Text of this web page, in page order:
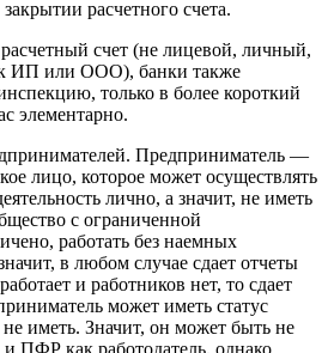
расчетного счета.
счет (не лицевой, личный,
ИП или ООО), банки также
только в более короткий
элементарно.
Предприниматель —
лицо, которое может осуществлять
лично, а значит, не иметь
с ограниченной
работать без наемных
в любом случае сдает отчеты
и работников нет, то сдает
может иметь статус
иметь. Значит, он может быть не
ПФР как работодатель, однако